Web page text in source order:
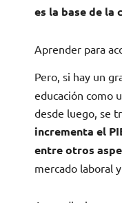
es la base de la
Aprender para
Pero, si hay un
educación como
desde luego, se
incrementa el
entre otros
mercado laboral